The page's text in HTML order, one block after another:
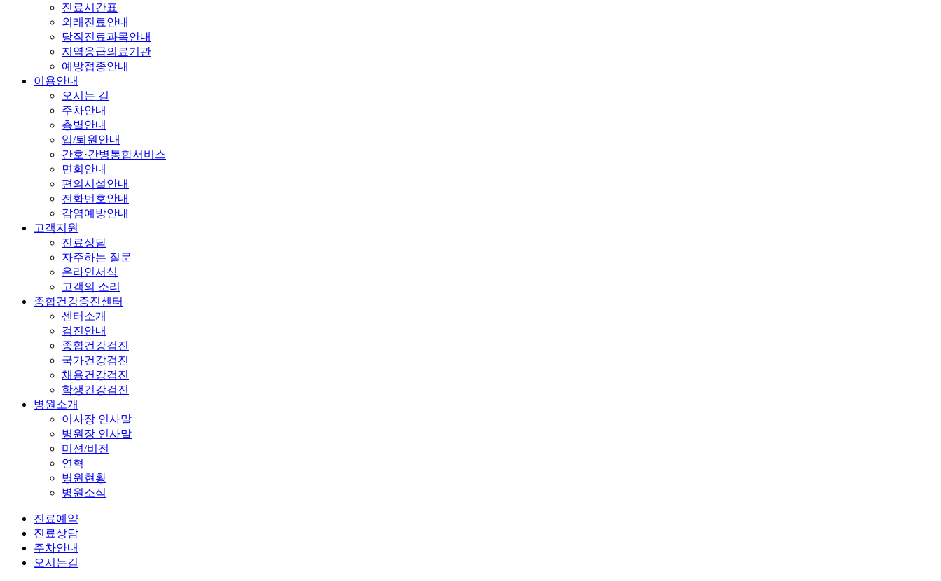
진료시간표
외래진료안내
당직진료과목안내
지역응급의료기관
예방접종안내
이용안내
오시는 길
주차안내
층별안내
입/퇴원안내
간호·간병통합서비스
면회안내
편의시설안내
전화번호안내
감염예방안내
고객지원
진료상담
자주하는 질문
온라인서식
고객의 소리
종합건강증진센터
센터소개
검진안내
종합건강검진
국가건강검진
채용건강검진
학생건강검진
병원소개
이사장 인사말
병원장 인사말
미션/비전
연혁
병원현황
병원소식
진료예약
진료상담
주차안내
오시는길